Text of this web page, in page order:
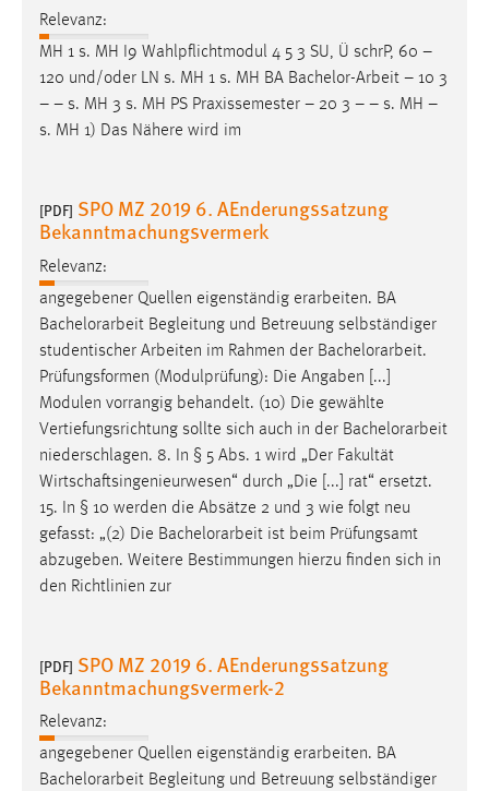
Relevanz:
MH 1 s. MH I9 Wahlpflichtmodul 4 5 3 SU, Ü schrP, 60 –
120 und/oder LN s. MH 1 s. MH BA Bachelor-Arbeit – 10 3
– – s. MH 3 s. MH PS Praxissemester – 20 3 – – s. MH –
s. MH 1) Das Nähere wird im
[PDF] SPO MZ 2019 6. AEnderungssatzung
Bekanntmachungsvermerk
Relevanz:
angegebener Quellen eigenständig erarbeiten. BA
Bachelorarbeit Begleitung und Betreuung selbständiger
studentischer Arbeiten im Rahmen der Bachelorarbeit.
Prüfungsformen (Modulprüfung): Die Angaben [...]
Modulen vorrangig behandelt. (10) Die gewählte
Vertiefungsrichtung sollte sich auch in der Bachelorarbeit
niederschlagen. 8. In § 5 Abs. 1 wird „Der Fakultät
Wirtschaftsingenieurwesen“ durch „Die [...] rat“ ersetzt.
15. In § 10 werden die Absätze 2 und 3 wie folgt neu
gefasst: „(2) Die Bachelorarbeit ist beim Prüfungsamt
abzugeben. Weitere Bestimmungen hierzu finden sich in
den Richtlinien zur
[PDF] SPO MZ 2019 6. AEnderungssatzung
Bekanntmachungsvermerk-2
Relevanz:
angegebener Quellen eigenständig erarbeiten. BA
Bachelorarbeit Begleitung und Betreuung selbständiger
Name:
site-language-preference
Zweck:
Das Cookie speichert die gewählte Sprache der Website.
Cookie Laufzeit:
Chat
Name:
MibewSessionID, MIBEW_UserID, mibew_locale, mibew-
chat-frame-style-5e9dbeb1811c0446
Zweck:
Wird benötigt um die Chatfunktion nutzen zu können.
Cookie Laufzeit:
MibewSessionID, mibew-chat-frame-style-
Jahre, MIBEW_UserID = 1 Jahr
Login
Zweck:
Dieser Cookie ist notwendig um sich an der Website
Cookie Laufzeit:
24 Stunden